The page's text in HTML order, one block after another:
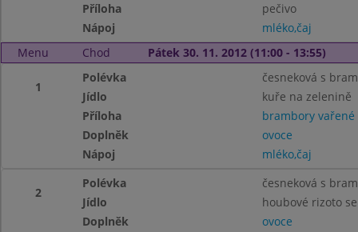
Příloha
pečivo
Nápoj
mléko,čaj
Menu
Chod Pátek 30. 11. 2012 (11:00 - 13:55)
1
Polévka
česneková s
Jídlo
kuře na zelenině
Příloha
brambory vařené
Doplněk
ovoce
Nápoj
mléko,čaj
2
Polévka
česneková s
Jídlo
houbové rizoto
Doplněk
ovoce